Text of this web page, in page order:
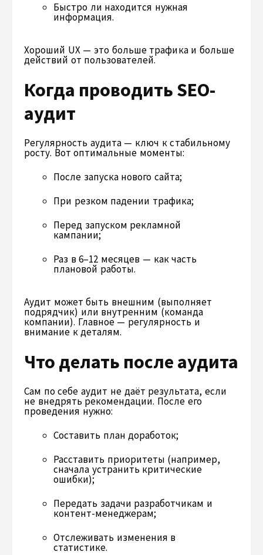
Быстро ли находится нужная
информация.
Хороший UX — это больше трафика и больше
действий от пользователей.
Когда проводить SEO-
аудит
Регулярность аудита — ключ к стабильному
росту. Вот оптимальные моменты:
После запуска нового сайта;
При резком падении трафика;
Перед запуском рекламной
кампании;
Раз в 6–12 месяцев — как часть
плановой работы.
Аудит может быть внешним (выполняет
подрядчик) или внутренним (команда
компании). Главное — регулярность и
внимание к деталям.
Что делать после аудита
Сам по себе аудит не даёт результата, если
не внедрять рекомендации. После его
проведения нужно:
Составить план доработок;
Расставить приоритеты (например,
сначала устранить критические
ошибки);
Передать задачи разработчикам и
контент-менеджерам;
Отслеживать изменения в
статистике.